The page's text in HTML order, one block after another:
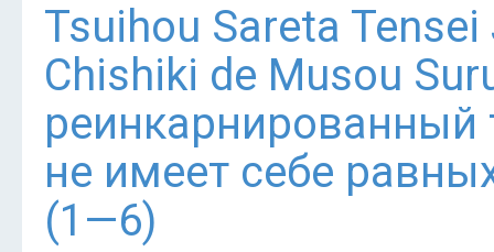
Tsuihou Sareta
Chishiki de Musou
не имеет себе
(1—6)